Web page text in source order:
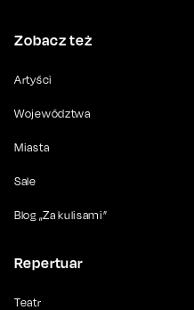
Zobacz też
Artyści
Województwa
Miasta
Sale
Blog „Za kulisami”
Repertuar
Teatr